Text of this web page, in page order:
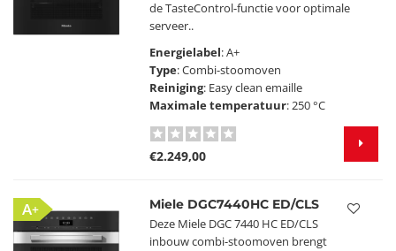
de TasteControl-functie voor optimale
serveer..
Energielabel: A+
Type: Combi-stoomoven
Reiniging: Easy clean emaille
Maximale temperatuur: 250 °C
€2.249,00
A+ Miele DGC7440HC ED/CLS
Deze Miele DGC 7440 HC ED/CLS
inbouw combi-stoomoven brengt